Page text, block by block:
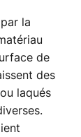
la
de
des
laqués